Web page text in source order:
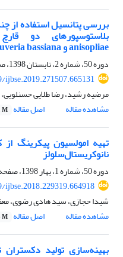
بررسی پتانسیل استفاده از
anisopliae و Beauveria bassiana
دوره 50، شماره 2، تابستان 1398، صفحه
ijbse.2019.271507.665131
مرضیه رشید، رضا طلایی
مشاهده مقاله
اصل مقاله M
تهیه امولسیون پیکرینگ از
نانوکریستال‌سلولز
دوره 50، شماره 1، بهار 1398، صفحه
ijbse.2018.229319.664918
شیدا حجازی، سید هادی رضوی،
مشاهده مقاله
اصل مقاله M
بهینه‌سازی تولید